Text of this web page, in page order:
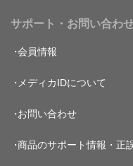
サポート・お問い合わ
会員情報
メディカIDについて
お問い合わせ
商品のサポート情報・正